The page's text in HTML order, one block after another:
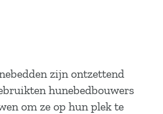
zijn ontzettend
hunebedbouwers
om ze op hun plek te